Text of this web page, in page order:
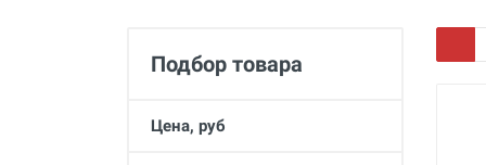
Промывка систем отопления и
Техника для алмазного
Подбор товара
Цена, руб